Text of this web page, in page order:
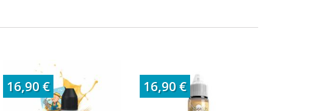
16,90 € 16,90 €